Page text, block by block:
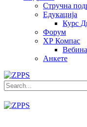
Стручна
Едукација
Курс
Форум
ХР Компас
Анкете